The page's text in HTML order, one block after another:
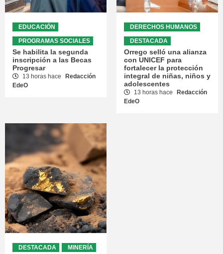
EDUCACIÓN
PROGRAMAS SOCIALES
Se habilita la segunda
inscripción a las Becas
Progresar
13 horas hace
Redacción
EdeO
DERECHOS HUMANOS
DESTACADA
Orrego selló una alianza
con UNICEF para
fortalecer la protección
integral de niñas, niños y
adolescentes
13 horas hace
Redacción
EdeO
DESTACADA MINERÍA